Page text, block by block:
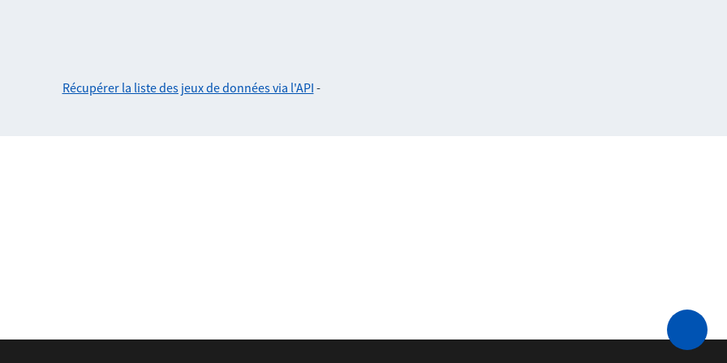
Récupérer la liste des jeux de données via l'API -